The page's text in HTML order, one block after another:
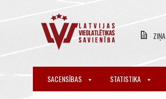
SACENSĪBAS STATISTIKA